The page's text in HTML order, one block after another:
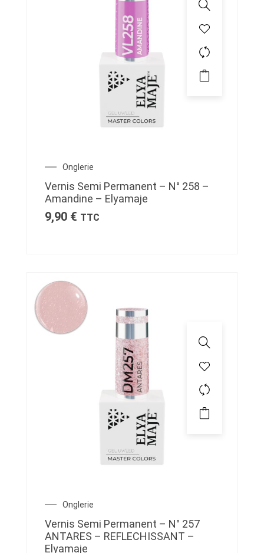
Onglerie
Vernis Semi Permanent – N° 258 –
Amandine – Elyamaje
9,90 € TTC
Onglerie
Vernis Semi Permanent – N° 257
ANTARES – REFLECHISSANT –
Elyamaje